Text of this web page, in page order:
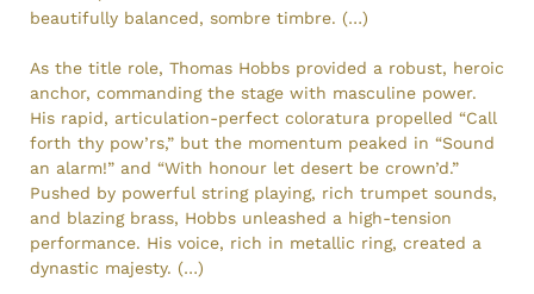
beautifully balanced, sombre timbre. (…)
As the title role, Thomas Hobbs provided a robust, heroic
anchor, commanding the stage with masculine power.
His rapid, articulation-perfect coloratura propelled “Call
forth thy pow’rs,” but the momentum peaked in “Sound
an alarm!” and “With honour let desert be crown’d.”
Pushed by powerful string playing, rich trumpet sounds,
and blazing brass, Hobbs unleashed a high-tension
performance. His voice, rich in metallic ring, created a
dynastic majesty. (…)